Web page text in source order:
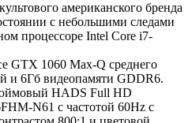
американского бренда
с небольшими следами
процессоре Intel Core i7-
GTX 1060 Max-Q среднего
и 6Гб видеопамяти GDDR6.
HADS Full HD
N61 с частотой 60Hz с